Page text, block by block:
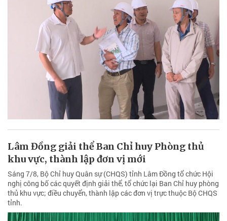
Lâm Đồng giải thể Ban Chỉ huy Phòng thủ
khu vực, thành lập đơn vị mới
Sáng 7/8, Bộ Chỉ huy Quân sự (CHQS) tỉnh Lâm Đồng tổ chức Hội
nghị công bố các quyết định giải thể, tổ chức lại Ban Chỉ huy phòng
thủ khu vực; điều chuyển, thành lập các đơn vị trực thuộc Bộ CHQS
tỉnh.